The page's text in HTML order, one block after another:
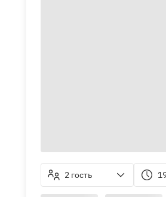
(блины)
Сохранить Поделиться Как
2 гость